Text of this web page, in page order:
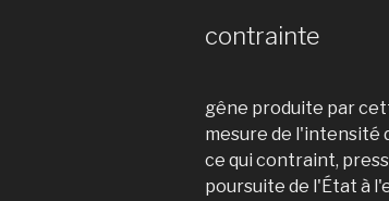
contrainte
gêne produite par
mesure de l'intensité
ce qui contraint,
poursuite de l'État à